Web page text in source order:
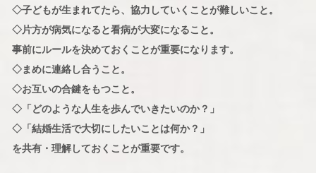
◇子どもが生まれてたら、協力していくことが難しいこと。
◇片方が病気になると看病が大変になること。
事前にルールを決めておくことが重要になります。
◇まめに連絡し合うこと。
◇お互いの合鍵をもつこと。
◇「どのような人生を歩んでいきたいのか？」
◇「結婚生活で大切にしたいことは何か？」
を共有・理解しておくことが重要です。